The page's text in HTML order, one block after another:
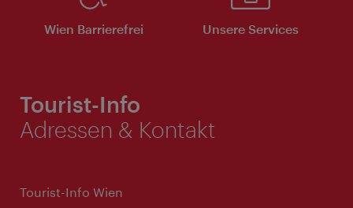
Wien Barrierefrei Unsere Services
Tourist-Info
Adressen & Kontakt
Tourist-Info Wien